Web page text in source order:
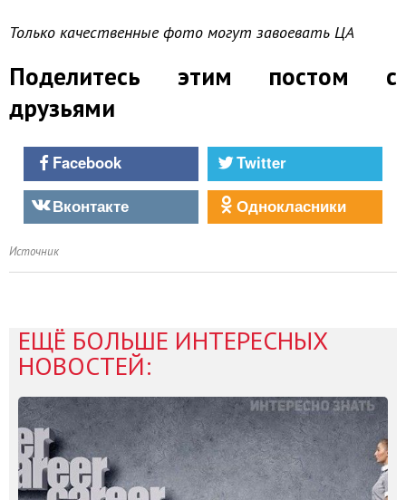
Только качественные фото могут завоевать ЦА
Поделитесь этим постом с
друзьями
Facebook
Twitter
Вконтакте
Однокласники
Источник
ЕЩЁ БОЛЬШЕ ИНТЕРЕСНЫХ
НОВОСТЕЙ: